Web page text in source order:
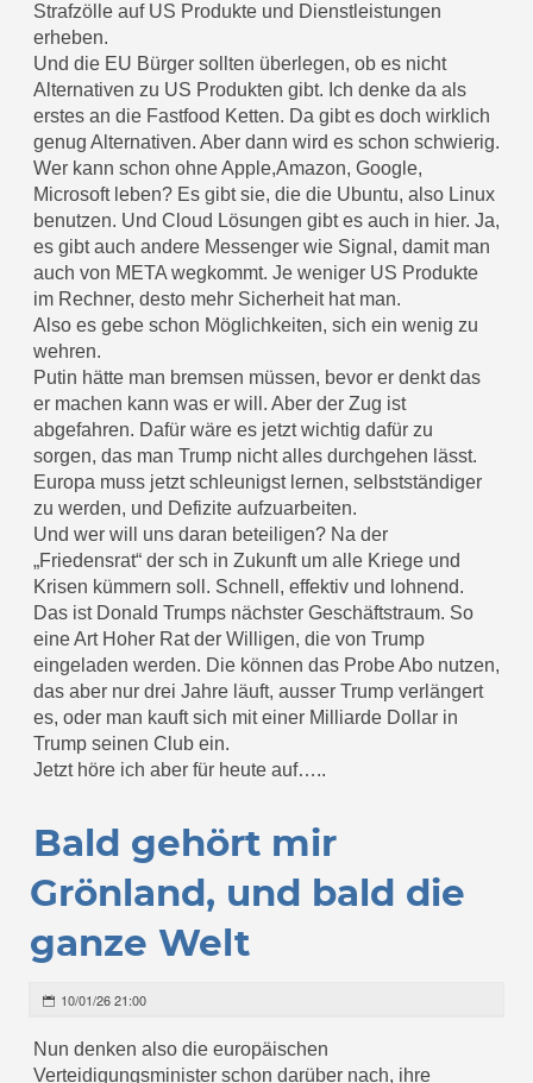
Strafzölle auf US Produkte und Dienstleistungen
erheben.
Und die EU Bürger sollten überlegen, ob es nicht
Alternativen zu US Produkten gibt. Ich denke da als
erstes an die Fastfood Ketten. Da gibt es doch wirklich
genug Alternativen. Aber dann wird es schon schwierig.
Wer kann schon ohne Apple,Amazon, Google,
Microsoft leben? Es gibt sie, die die Ubuntu, also Linux
benutzen. Und Cloud Lösungen gibt es auch in hier. Ja,
es gibt auch andere Messenger wie Signal, damit man
auch von META wegkommt. Je weniger US Produkte
im Rechner, desto mehr Sicherheit hat man.
Also es gebe schon Möglichkeiten, sich ein wenig zu
wehren.
Putin hätte man bremsen müssen, bevor er denkt das
er machen kann was er will. Aber der Zug ist
abgefahren. Dafür wäre es jetzt wichtig dafür zu
sorgen, das man Trump nicht alles durchgehen lässt.
Europa muss jetzt schleunigst lernen, selbstständiger
zu werden, und Defizite aufzuarbeiten.
Und wer will uns daran beteiligen? Na der
„Friedensrat“ der sch in Zukunft um alle Kriege und
Krisen kümmern soll. Schnell, effektiv und lohnend.
Das ist Donald Trumps nächster Geschäftstraum. So
eine Art Hoher Rat der Willigen, die von Trump
eingeladen werden. Die können das Probe Abo nutzen,
das aber nur drei Jahre läuft, ausser Trump verlängert
es, oder man kauft sich mit einer Milliarde Dollar in
Trump seinen Club ein.
Jetzt höre ich aber für heute auf…..
Bald gehört mir
Grönland, und bald die
ganze Welt
10/01/26 21:00
Nun denken also die europäischen
Verteidigungsminister schon darüber nach, ihre